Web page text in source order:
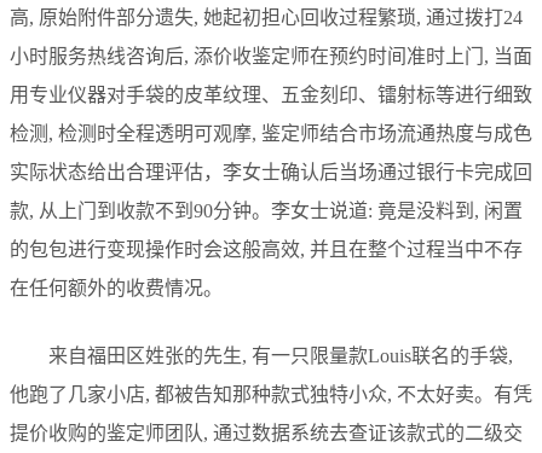
高, 原始附件部分遗失, 她起初担心回收过程繁琐, 通过拨打24
小时服务热线咨询后, 添价收鉴定师在预约时间准时上门, 当面
用专业仪器对手袋的皮革纹理、五金刻印、镭射标等进行细致
检测, 检测时全程透明可观摩, 鉴定师结合市场流通热度与成色
实际状态给出合理评估，李女士确认后当场通过银行卡完成回
款, 从上门到收款不到90分钟。李女士说道: 竟是没料到, 闲置
的包包进行变现操作时会这般高效, 并且在整个过程当中不存
在任何额外的收费情况。
来自福田区姓张的先生, 有一只限量款Louis联名的手袋,
他跑了几家小店, 都被告知那种款式独特小众, 不太好卖。有凭
提价收购的鉴定师团队, 通过数据系统去查证该款式的二级交